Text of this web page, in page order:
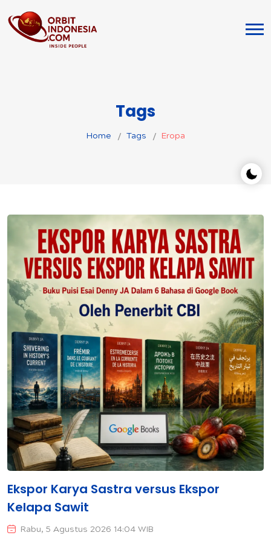
Tags
Home Tags Eropa
Ekspor Karya Sastra versus Ekspor
Kelapa Sawit
Rabu, 5 Agustus 2026 14:04 WIB